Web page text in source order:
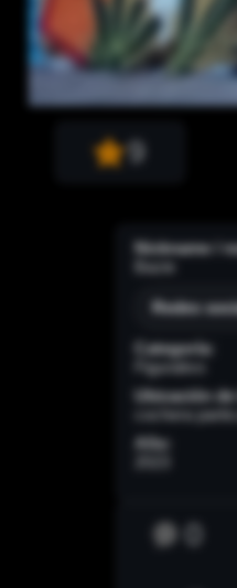
9
Nickname /
Bazie
Redes
Categoría:
Figurativo
Ubicación
cochera
Año: